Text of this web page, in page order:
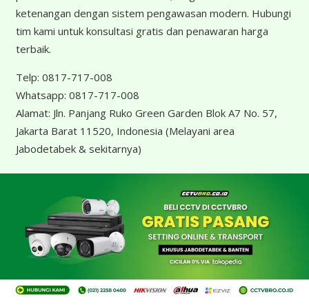
ketenangan dengan sistem pengawasan modern. Hubungi
tim kami untuk konsultasi gratis dan penawaran harga
terbaik.
Telp: 0817-717-008
Whatsapp: 0817-717-008
Alamat: Jln. Panjang Ruko Green Garden Blok A7 No. 57,
Jakarta Barat 11520, Indonesia (Melayani area
Jabodetabek & sekitarnya)